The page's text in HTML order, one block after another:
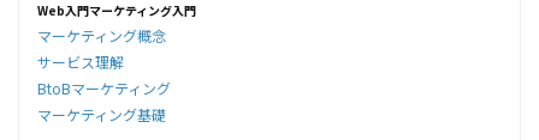
Web入門マーケティング入門
マーケティング概念
サービス理解
BtoBマーケティング
マーケティング基礎